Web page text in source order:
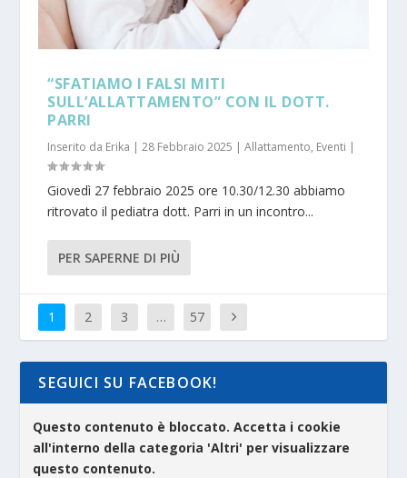
“SFATIAMO I FALSI MITI
SULL’ALLATTAMENTO” CON IL DOTT.
PARRI
Inserito da Erika |28 Febbraio 2025 |Allattamento, Eventi |
Giovedì 27 febbraio 2025 ore 10.30/12.30 abbiamo
ritrovato il pediatra dott. Parri in un incontro...
PER SAPERNE DI PIÙ
1 2 3 … 57
SEGUICI SU FACEBOOK!
Questo contenuto è bloccato. Accetta i cookie
all'interno della categoria 'Altri' per visualizzare
questo contenuto.